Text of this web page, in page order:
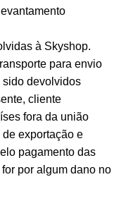
à Skyshop.
para envio
sido devolvidos
cliente
fora da união
exportação e
pagamento das
por algum dano no